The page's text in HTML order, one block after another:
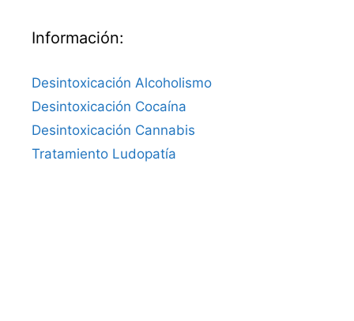
Información:
Desintoxicación Alcoholismo
Desintoxicación Cocaína
Desintoxicación Cannabis
Tratamiento Ludopatía